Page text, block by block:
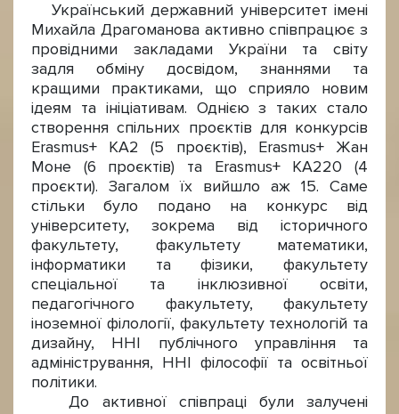
Український державний університет імені
Михайла Драгоманова активно співпрацює з
провідними закладами України та світу
задля обміну досвідом, знаннями та
кращими практиками, що сприяло новим
ідеям та ініціативам. Однією з таких стало
створення спільних проєктів для конкурсів
Erasmus+ КА2 (5 проєктів), Erasmus+ Жан
Моне (6 проєктів) та Erasmus+ КА220 (4
проєкти). Загалом їх вийшло аж 15. Саме
стільки було подано на конкурс від
університету, зокрема від історичного
факультету, факультету математики,
інформатики та фізики, факультету
спеціальної та інклюзивної освіти,
педагогічного факультету, факультету
іноземної філології, факультету технологій та
дизайну, ННІ публічного управління та
адміністрування, ННІ філософії та освітньої
політики.
До активної співпраці були залучені